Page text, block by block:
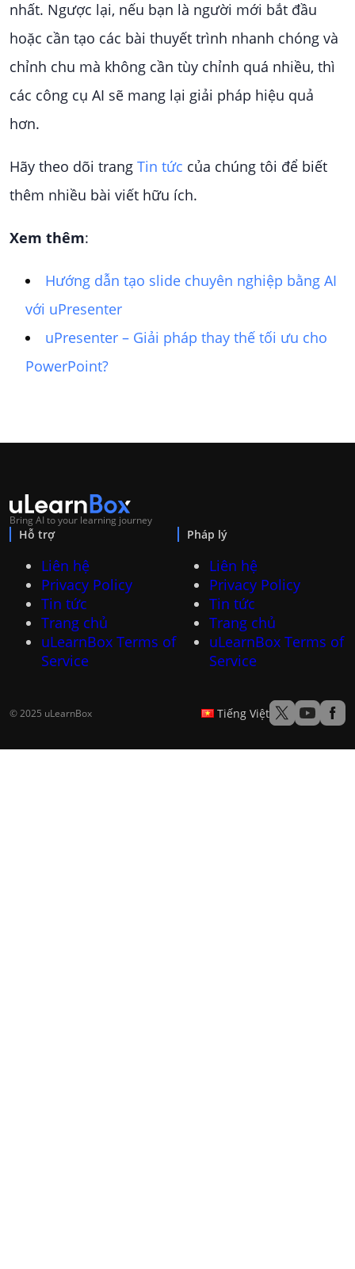
nhất. Ngược lại, nếu bạn là người mới bắt đầu
hoặc cần tạo các bài thuyết trình nhanh chóng và
chỉnh chu mà không cần tùy chỉnh quá nhiều, thì
các công cụ AI sẽ mang lại giải pháp hiệu quả
hơn.
Hãy theo dõi trang Tin tức của chúng tôi để biết
thêm nhiều bài viết hữu ích.
Xem thêm:
Hướng dẫn tạo slide chuyên nghiệp bằng AI
với uPresenter
uPresenter – Giải pháp thay thế tối ưu cho
PowerPoint?
Bring AI to your learning journey
Hỗ trợ
Liên hệ
Privacy Policy
Tin tức
Trang chủ
uLearnBox Terms of
Service
Pháp lý
Liên hệ
Privacy Policy
Tin tức
Trang chủ
uLearnBox Terms of
Service
© 2025 uLearnBox Tiếng Việt